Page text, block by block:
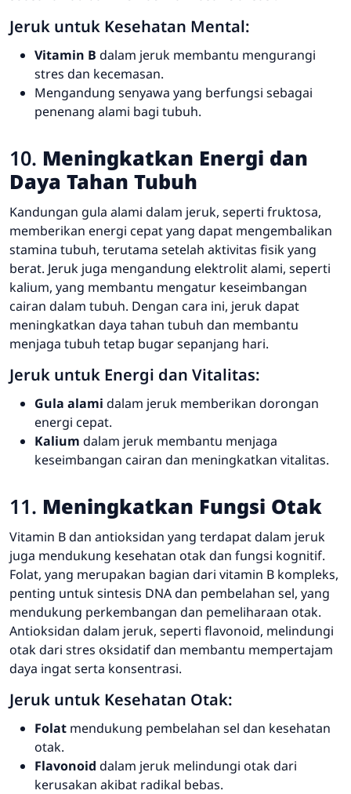
Jeruk untuk Kesehatan Mental:
Vitamin B dalam jeruk membantu mengurangi
stres dan kecemasan.
Mengandung senyawa yang berfungsi sebagai
penenang alami bagi tubuh.
10. Meningkatkan Energi dan
Daya Tahan Tubuh
Kandungan gula alami dalam jeruk, seperti fruktosa,
memberikan energi cepat yang dapat mengembalikan
stamina tubuh, terutama setelah aktivitas fisik yang
berat. Jeruk juga mengandung elektrolit alami, seperti
kalium, yang membantu mengatur keseimbangan
cairan dalam tubuh. Dengan cara ini, jeruk dapat
meningkatkan daya tahan tubuh dan membantu
menjaga tubuh tetap bugar sepanjang hari.
Jeruk untuk Energi dan Vitalitas:
Gula alami dalam jeruk memberikan dorongan
energi cepat.
Kalium dalam jeruk membantu menjaga
keseimbangan cairan dan meningkatkan vitalitas.
11. Meningkatkan Fungsi Otak
Vitamin B dan antioksidan yang terdapat dalam jeruk
juga mendukung kesehatan otak dan fungsi kognitif.
Folat, yang merupakan bagian dari vitamin B kompleks,
penting untuk sintesis DNA dan pembelahan sel, yang
mendukung perkembangan dan pemeliharaan otak.
Antioksidan dalam jeruk, seperti flavonoid, melindungi
otak dari stres oksidatif dan membantu mempertajam
daya ingat serta konsentrasi.
Jeruk untuk Kesehatan Otak:
Folat mendukung pembelahan sel dan kesehatan
otak.
Flavonoid dalam jeruk melindungi otak dari
kerusakan akibat radikal bebas.